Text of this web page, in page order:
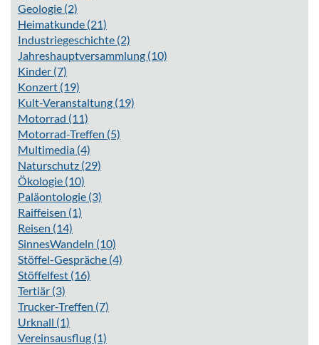
Geologie (2)
Heimatkunde (21)
Industriegeschichte (2)
Jahreshauptversammlung (10)
Kinder (7)
Konzert (19)
Kult-Veranstaltung (19)
Motorrad (11)
Motorrad-Treffen (5)
Multimedia (4)
Naturschutz (29)
Ökologie (10)
Paläontologie (3)
Raiffeisen (1)
Reisen (14)
SinnesWandeln (10)
Stöffel-Gespräche (4)
Stöffelfest (16)
Tertiär (3)
Trucker-Treffen (7)
Urknall (1)
Vereinsausflug (1)